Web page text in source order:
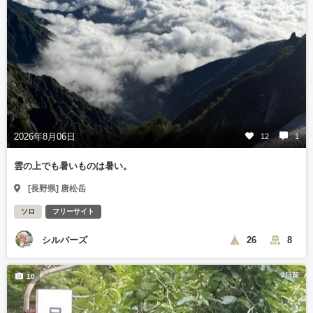
2026年8月06日 12 1
雲の上でも暑いものは暑い。
[長野県] 唐松岳
ソロ フリーサイト
シルバーズ 26 8
2日前
10